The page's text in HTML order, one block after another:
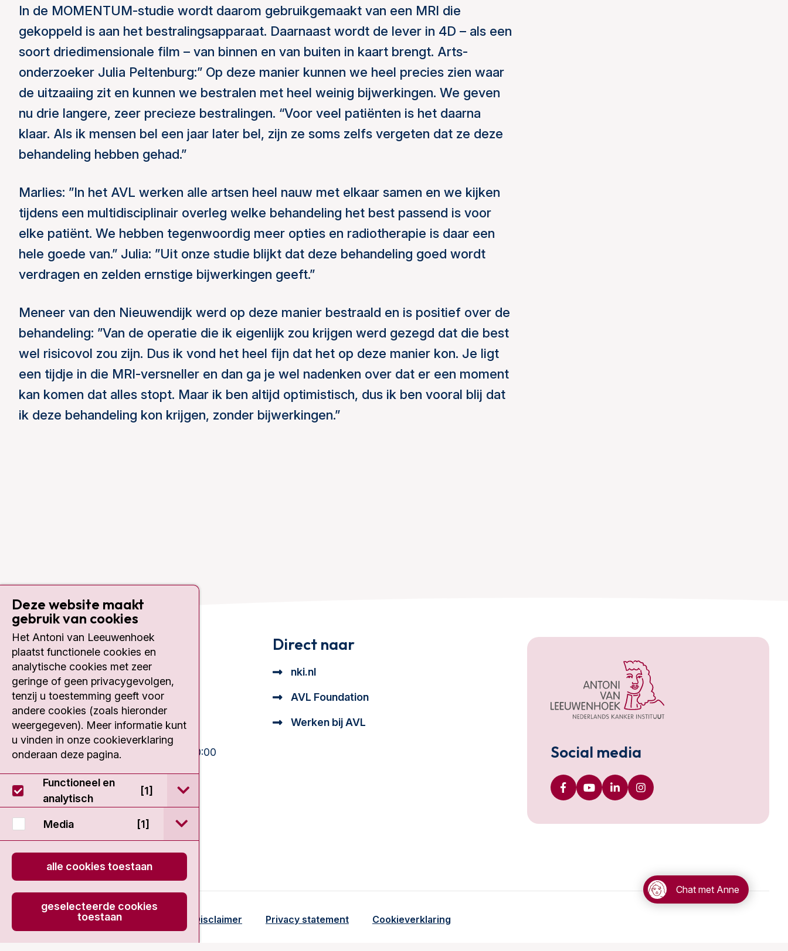
In de MOMENTUM-studie wordt daarom gebruikgemaakt van een MRI die
gekoppeld is aan het bestralingsapparaat. Daarnaast wordt de lever in 4D – als een
soort driedimensionale film – van binnen en van buiten in kaart brengt. Arts-
onderzoeker Julia Peltenburg:” Op deze manier kunnen we heel precies zien waar
de uitzaaiing zit en kunnen we bestralen met heel weinig bijwerkingen. We geven
nu drie langere, zeer precieze bestralingen. “Voor veel patiënten is het daarna
klaar. Als ik mensen bel een jaar later bel, zijn ze soms zelfs vergeten dat ze deze
behandeling hebben gehad.”
Marlies: ”In het AVL werken alle artsen heel nauw met elkaar samen en we kijken
tijdens een multidisciplinair overleg welke behandeling het best passend is voor
elke patiënt. We hebben tegenwoordig meer opties en radiotherapie is daar een
hele goede van.” Julia: ”Uit onze studie blijkt dat deze behandeling goed wordt
verdragen en zelden ernstige bijwerkingen geeft.”
Meneer van den Nieuwendijk werd op deze manier bestraald en is positief over de
behandeling: ”Van de operatie die ik eigenlijk zou krijgen werd gezegd dat die best
wel risicovol zou zijn. Dus ik vond het heel fijn dat het op deze manier kon. Je ligt
een tijdje in die MRI-versneller en dan ga je wel nadenken over dat er een moment
kan komen dat alles stopt. Maar ik ben altijd optimistisch, dus ik ben vooral blij dat
ik deze behandeling kon krijgen, zonder bijwerkingen.”
Contact
Plesmanlaan 121
1066 CX Amsterdam
020 512 9111
Bezoektijden
Ma-Vrij:
10:30 - 13:00 en 15:00 - 20:00
Weekend: 10:30 - 20:00
IC:
10:00 - 22:00
Direct naar
nki.nl
AVL Foundation
Werken bij AVL
Social media
© 2026 - Antoni van Leeuwenhoek Disclaimer Privacy statement Cookieverklaring
Deze website maakt
gebruik van cookies
Het Antoni van Leeuwenhoek
plaatst functionele cookies en
analytische cookies met zeer
geringe of geen privacygevolgen,
tenzij u toestemming geeft voor
andere cookies (zoals hieronder
weergegeven). Meer informatie kunt
u vinden in onze cookieverklaring
onderaan deze pagina.
Functioneel en
analytisch
[1] open / sluit Functioneel en analytisch cookie beschrijving
Media [1] open / sluit Media cookie beschrijving
alle cookies toestaan
geselecteerde cookies
toestaan
Chat met Anne